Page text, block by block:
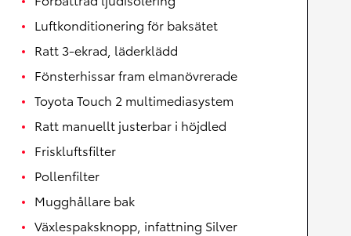
Luftkonditionering för baksätet
Ratt 3-ekrad, läderklädd
Fönsterhissar fram elmanövrerade
Toyota Touch 2 multimediasystem
Ratt manuellt justerbar i höjdled
Friskluftsfilter
Pollenfilter
Mugghållare bak
Växlespaksknopp, infattning Silver